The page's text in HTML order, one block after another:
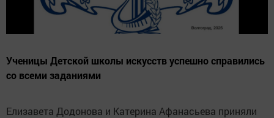
Ученицы Детской школы искусств успешно справились
со всеми заданиями
Елизавета Додонова и Катерина Афанасьева приняли